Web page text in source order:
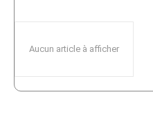
Aucun article à afficher